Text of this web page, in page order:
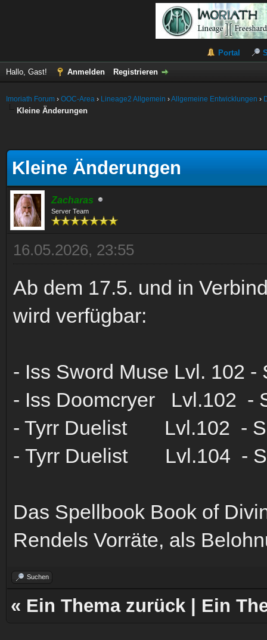
Portal
Hallo, Gast! Anmelden Registrieren
Imoriath Forum › OOC-Area › Lineage2 Allgemein ›Allgemeine Entwicklungen ›
Kleine Änderungen
Kleine Änderungen
Zacharas
Server Team
16.05.2026, 23:55
Ab dem 17.5. und in
wird verfügbar:
- Iss Sword Muse Lvl. 102 -
- Iss Doomcryer Lvl.102 -
- Tyrr Duelist Lvl.102 -
- Tyrr Duelist Lvl.104 -
Das Spellbook Book of
Rendels Vorräte, als
Suchen
« Ein Thema zurück Ein